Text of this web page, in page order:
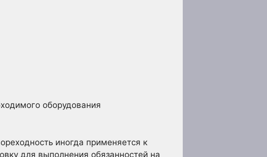
оборудования
иногда применяется к
для выполнения обязанностей на